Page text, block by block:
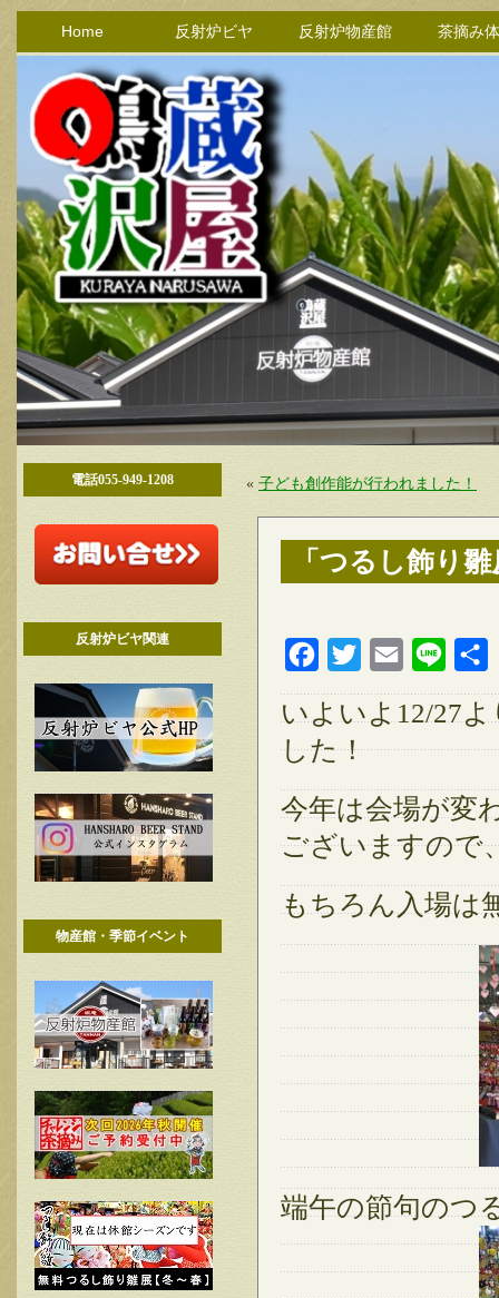
Home 反射炉ビヤ 反射炉物産館 茶摘み
電話055-949-1208
反射炉ビヤ関連
物産館・季節イベント
« 子ども創作能が行われました！
「つるし飾り
FacebookTwitter Email Line
いよいよ12/27
した！
今年は会場が変
ございますので
もちろん入場は
端午の節句のつ